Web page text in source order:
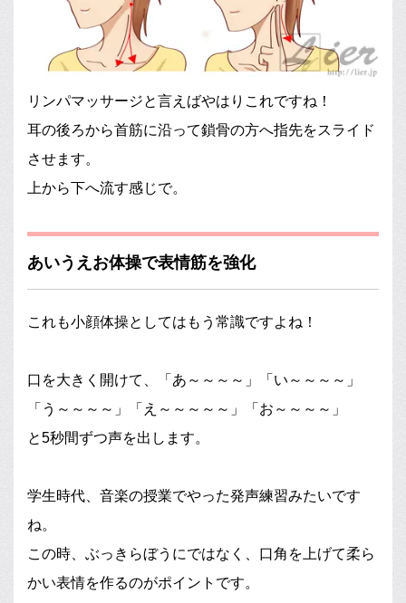
リンパマッサージと言えばやはりこれですね！
耳の後ろから首筋に沿って鎖骨の方へ指先をスライド
させます。
上から下へ流す感じで。
あいうえお体操で表情筋を強化
これも小顔体操としてはもう常識ですよね！
口を大きく開けて、「あ～～～～」「い～～～～」
「う～～～～」「え～～～～～」「お～～～～」
と5秒間ずつ声を出します。
学生時代、音楽の授業でやった発声練習みたいです
ね。
この時、ぶっきらぼうにではなく、口角を上げて柔ら
かい表情を作るのがポイントです。